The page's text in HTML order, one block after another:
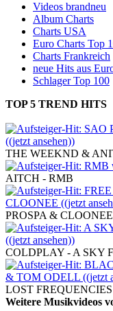
Videos brandneu
Album Charts
Charts USA
Euro Charts Top
Charts Frankreich
neue Hits aus
Schlager Top 100
TOP 5 TREND HITS
THE WEEKND &
AITCH - RMB
PROSPA &
COLDPLAY - A SKY
LOST
Weitere Musikvideos